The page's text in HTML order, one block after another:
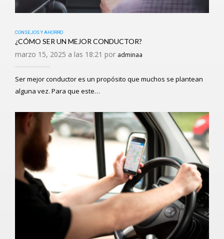
CONSEJOS Y AHORRO
¿CÓMO SER UN MEJOR CONDUCTOR?
marzo 15, 2025 a las 18:21 por adminaa
Ser mejor conductor es un propósito que muchos se plantean
alguna vez. Para que este…